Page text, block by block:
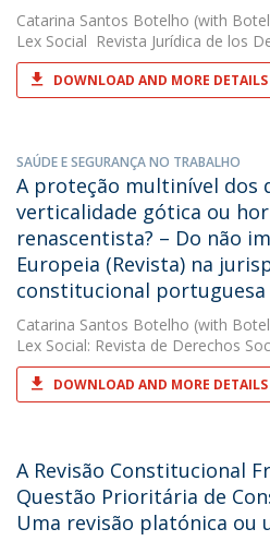
Catarina Santos Botelho (with
Lex Social  Revista Jurídica de los
DOWNLOAD AND MORE DETAILS
SAÚDE E SEGURANÇA NO TRABALHO
A proteção multinível dos
verticalidade gótica ou
renascentista? – Do não
Europeia (Revista) na
constitucional portuguesa
Catarina Santos Botelho (with
Lex Social: Revista de Derechos
DOWNLOAD AND MORE DETAILS
A Revisão Constitucional
Questão Prioritária de
Uma revisão platónica ou